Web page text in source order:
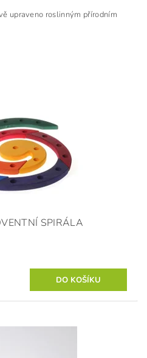
upraveno roslinným přírodním
SPIRÁLA